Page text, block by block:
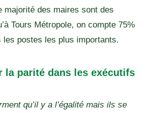
majorité des maires sont des
Tours Métropole, on compte 75%
les postes les plus importants.
la parité dans les exécutifs
qu’il y a l’égalité mais ils se